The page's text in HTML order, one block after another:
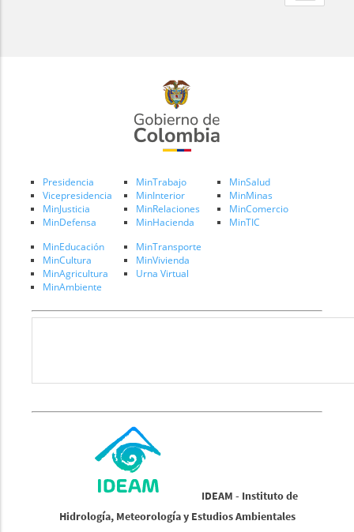
Presidencia
Vicepresidencia
MinJusticia
MinDefensa
MinTrabajo
MinInterior
MinRelaciones
MinHacienda
MinSalud
MinMinas
MinComercio
MinTIC
MinEducación
MinCultura
MinAgricultura
MinAmbiente
MinTransporte
MinVivienda
Urna Virtual
IDEAM - Instituto de
Hidrología, Meteorología y Estudios Ambientales